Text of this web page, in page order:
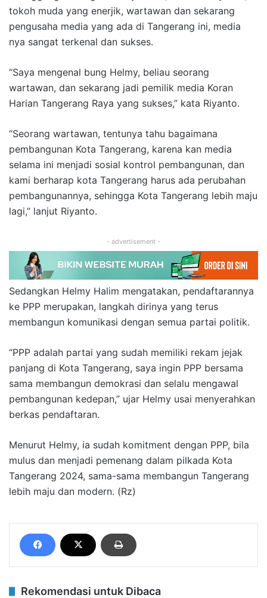
tokoh muda yang enerjik, wartawan dan sekarang
pengusaha media yang ada di Tangerang ini, media
nya sangat terkenal dan sukses.
“Saya mengenal bung Helmy, beliau seorang
wartawan, dan sekarang jadi pemilik media Koran
Harian Tangerang Raya yang sukses,” kata Riyanto.
“Seorang wartawan, tentunya tahu bagaimana
pembangunan Kota Tangerang, karena kan media
selama ini menjadi sosial kontrol pembangunan, dan
kami berharap kota Tangerang harus ada perubahan
pembangunannya, sehingga Kota Tangerang lebih maju
lagi,” lanjut Riyanto.
- advertisement -
Sedangkan Helmy Halim mengatakan, pendaftarannya
ke PPP merupakan, langkah dirinya yang terus
membangun komunikasi dengan semua partai politik.
“PPP adalah partai yang sudah memiliki rekam jejak
panjang di Kota Tangerang, saya ingin PPP bersama
sama membangun demokrasi dan selalu mengawal
pembangunan kedepan,” ujar Helmy usai menyerahkan
berkas pendaftaran.
Menurut Helmy, ia sudah komitment dengan PPP, bila
mulus dan menjadi pemenang dalam pilkada Kota
Tangerang 2024, sama-sama membangun Tangerang
lebih maju dan modern. (Rz)
Rekomendasi untuk Dibaca